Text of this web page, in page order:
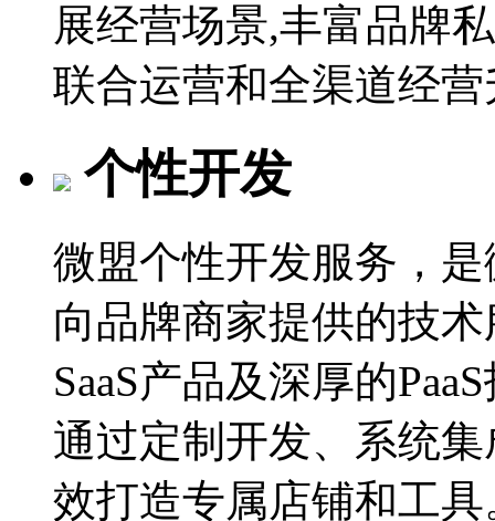
展经营场景,丰富品牌
联合运营和全渠道经
个性开发
微盟个性开发服务，是
向品牌商家提供的技
SaaS产品及深厚的
通过定制开发、系统
效打造专属店铺和工